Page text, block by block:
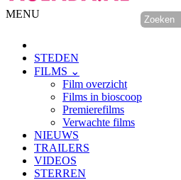
MENU
STEDEN
FILMS ⌄
Film overzicht
Films in bioscoop
Premierefilms
Verwachte films
NIEUWS
TRAILERS
VIDEOS
STERREN